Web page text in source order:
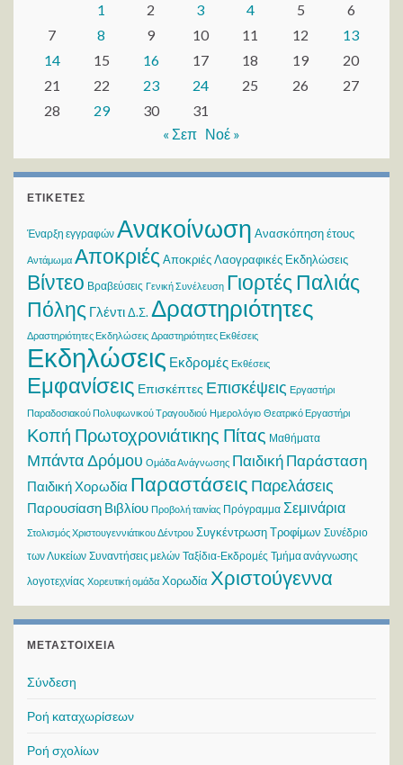
1
2 3 4 5
6
7
8 9 10 11 12
13
14
15 16 17 18 19
20
21
22 23 24 25 26
27
28
29 30
31
« Σεπ Νοέ »
ΕΤΙΚΈΤΕΣ
Έναρξη εγγραφών Ανακοίνωση Ανασκόπηση έτους
Αντάμωμα Αποκριές Αποκριές Λαογραφικές Εκδηλώσεις
Βίντεο Βραβεύσεις Γενική Συνέλευση Γιορτές Παλιάς
Πόλης ΓλέντιΔ.Σ.Δραστηριότητες
Δραστηριότητες Εκδηλώσεις Δραστηριότητες Εκθέσεις
Εκδηλώσεις Εκδρομές Εκθέσεις
Εμφανίσεις Επισκέπτες Επισκέψεις Εργαστήρι
Παραδοσιακού Πολυφωνικού Τραγουδιού Ημερολόγιο Θεατρικό Εργαστήρι
Κοπή Πρωτοχρονιάτικης Πίτας Μαθήματα
Μπάντα Δρόμου Ομάδα Ανάγνωσης Παιδική Παράσταση
Παιδική Χορωδία Παραστάσεις Παρελάσεις
Παρουσίαση Βιβλίου Προβολή ταινίας Πρόγραμμα Σεμινάρια
Στολισμός Χριστουγεννιάτικου Δέντρου Συγκέντρωση Τροφίμων Συνέδριο
των Λυκείων Συναντήσεις μελών Ταξίδια-Εκδρομές Τμήμα ανάγνωσης
λογοτεχνίας Χορευτική ομάδα Χορωδία Χριστούγεννα
ΜΕΤΑΣΤΟΙΧΕΊΑ
Σύνδεση
Ροή καταχωρίσεων
Ροή σχολίων